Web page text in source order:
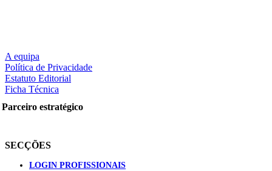
A equipa
Política de Privacidade
Estatuto Editorial
Ficha Técnica
Parceiro estratégico
SECÇÕES
LOGIN PROFISSIONAIS